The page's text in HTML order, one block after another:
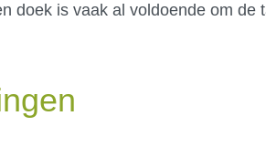
doek is vaak al voldoende om de